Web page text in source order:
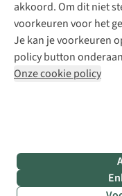
akkoord. Om dit niet
voorkeuren voor het
Je kan je voorkeuren
policy button
Onze cookie policy
Disclaimer